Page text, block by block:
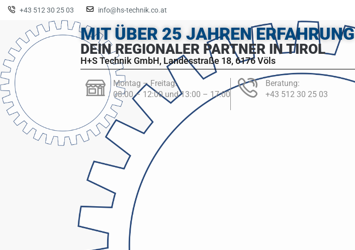
+43 512 30 25 03 info@hs-technik.co.at
MIT ÜBER 25 JAHREN ERFAHRUNG
DEIN REGIONALER PARTNER IN TIROL
H+S Technik GmbH, Landesstraße 18, 6176 Völs
Montag – Freitag:
08:00 – 12:00 und 13:00 – 17:00
Beratung:
+43 512 30 25 03